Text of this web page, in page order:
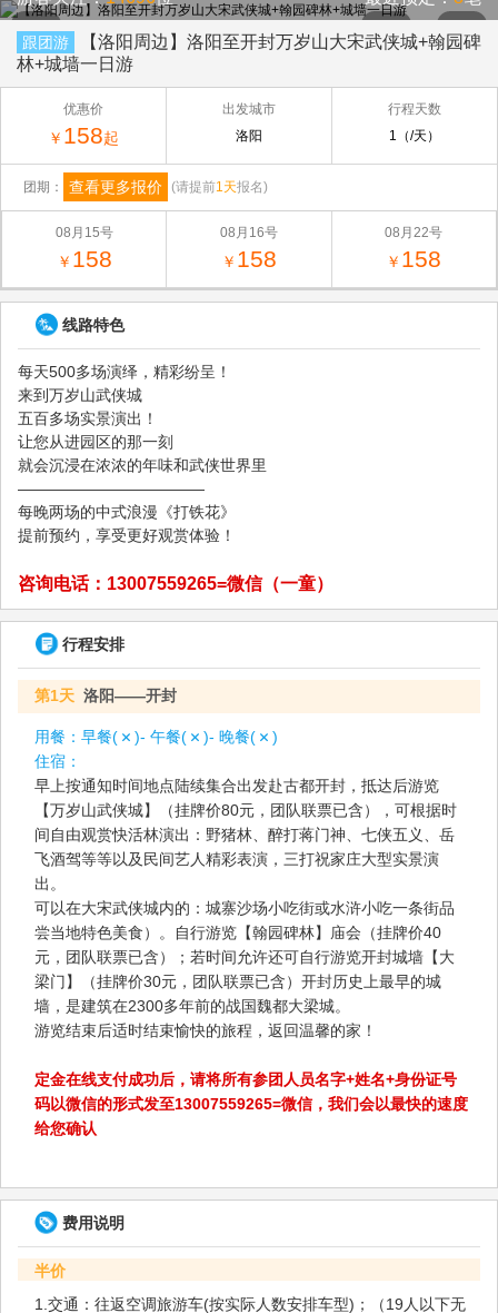
跟团游
【洛阳周边】洛阳至开封万岁山大宋武侠城+翰园碑
林+城墙一日游
优惠价
￥ 158起
出发城市
洛阳
行程天数
1（/天）
团期： 查看更多报价 (请提前1天报名)
08月15号
￥ 158
08月16号
￥ 158
08月22号
￥ 158
线路特色
每天500多场演绎，精彩纷呈！
来到万岁山武侠城
五百多场实景演出！
让您从进园区的那一刻
就会沉浸在浓浓的年味和武侠世界里
————————————
每晚两场的中式浪漫《打铁花》
提前预约，享受更好观赏体验！
咨询电话：13007559265=微信（一童）
行程安排
第1天 洛阳——开封
用餐： 早餐( )- 午餐( )- 晚餐(
)
住宿：
早上按通知时间地点陆续集合出发赴古都开封，抵达后游览
【万岁山武侠城】（挂牌价80元，团队联票已含），可根据时
间自由观赏快活林演出：野猪林、醉打蒋门神、七侠五义、岳
飞酒驾等等以及民间艺人精彩表演，三打祝家庄大型实景演
出。
可以在大宋武侠城内的：城寨沙场小吃街或水浒小吃一条街品
尝当地特色美食）。自行游览【翰园碑林】庙会（挂牌价40
元，团队联票已含）；若时间允许还可自行游览开封城墙【大
梁门】（挂牌价30元，团队联票已含）开封历史上最早的城
墙，是建筑在2300多年前的战国魏都大梁城。
游览结束后适时结束愉快的旅程，返回温馨的家！
定金在线支付成功后，请将所有参团人员名字+姓名+身份证号
码以微信的形式发至13007559265=微信，我们会以最快的速度
给您确认
费用说明
半价
1.交通：往返空调旅游车(按实际人数安排车型)；（19人以下无